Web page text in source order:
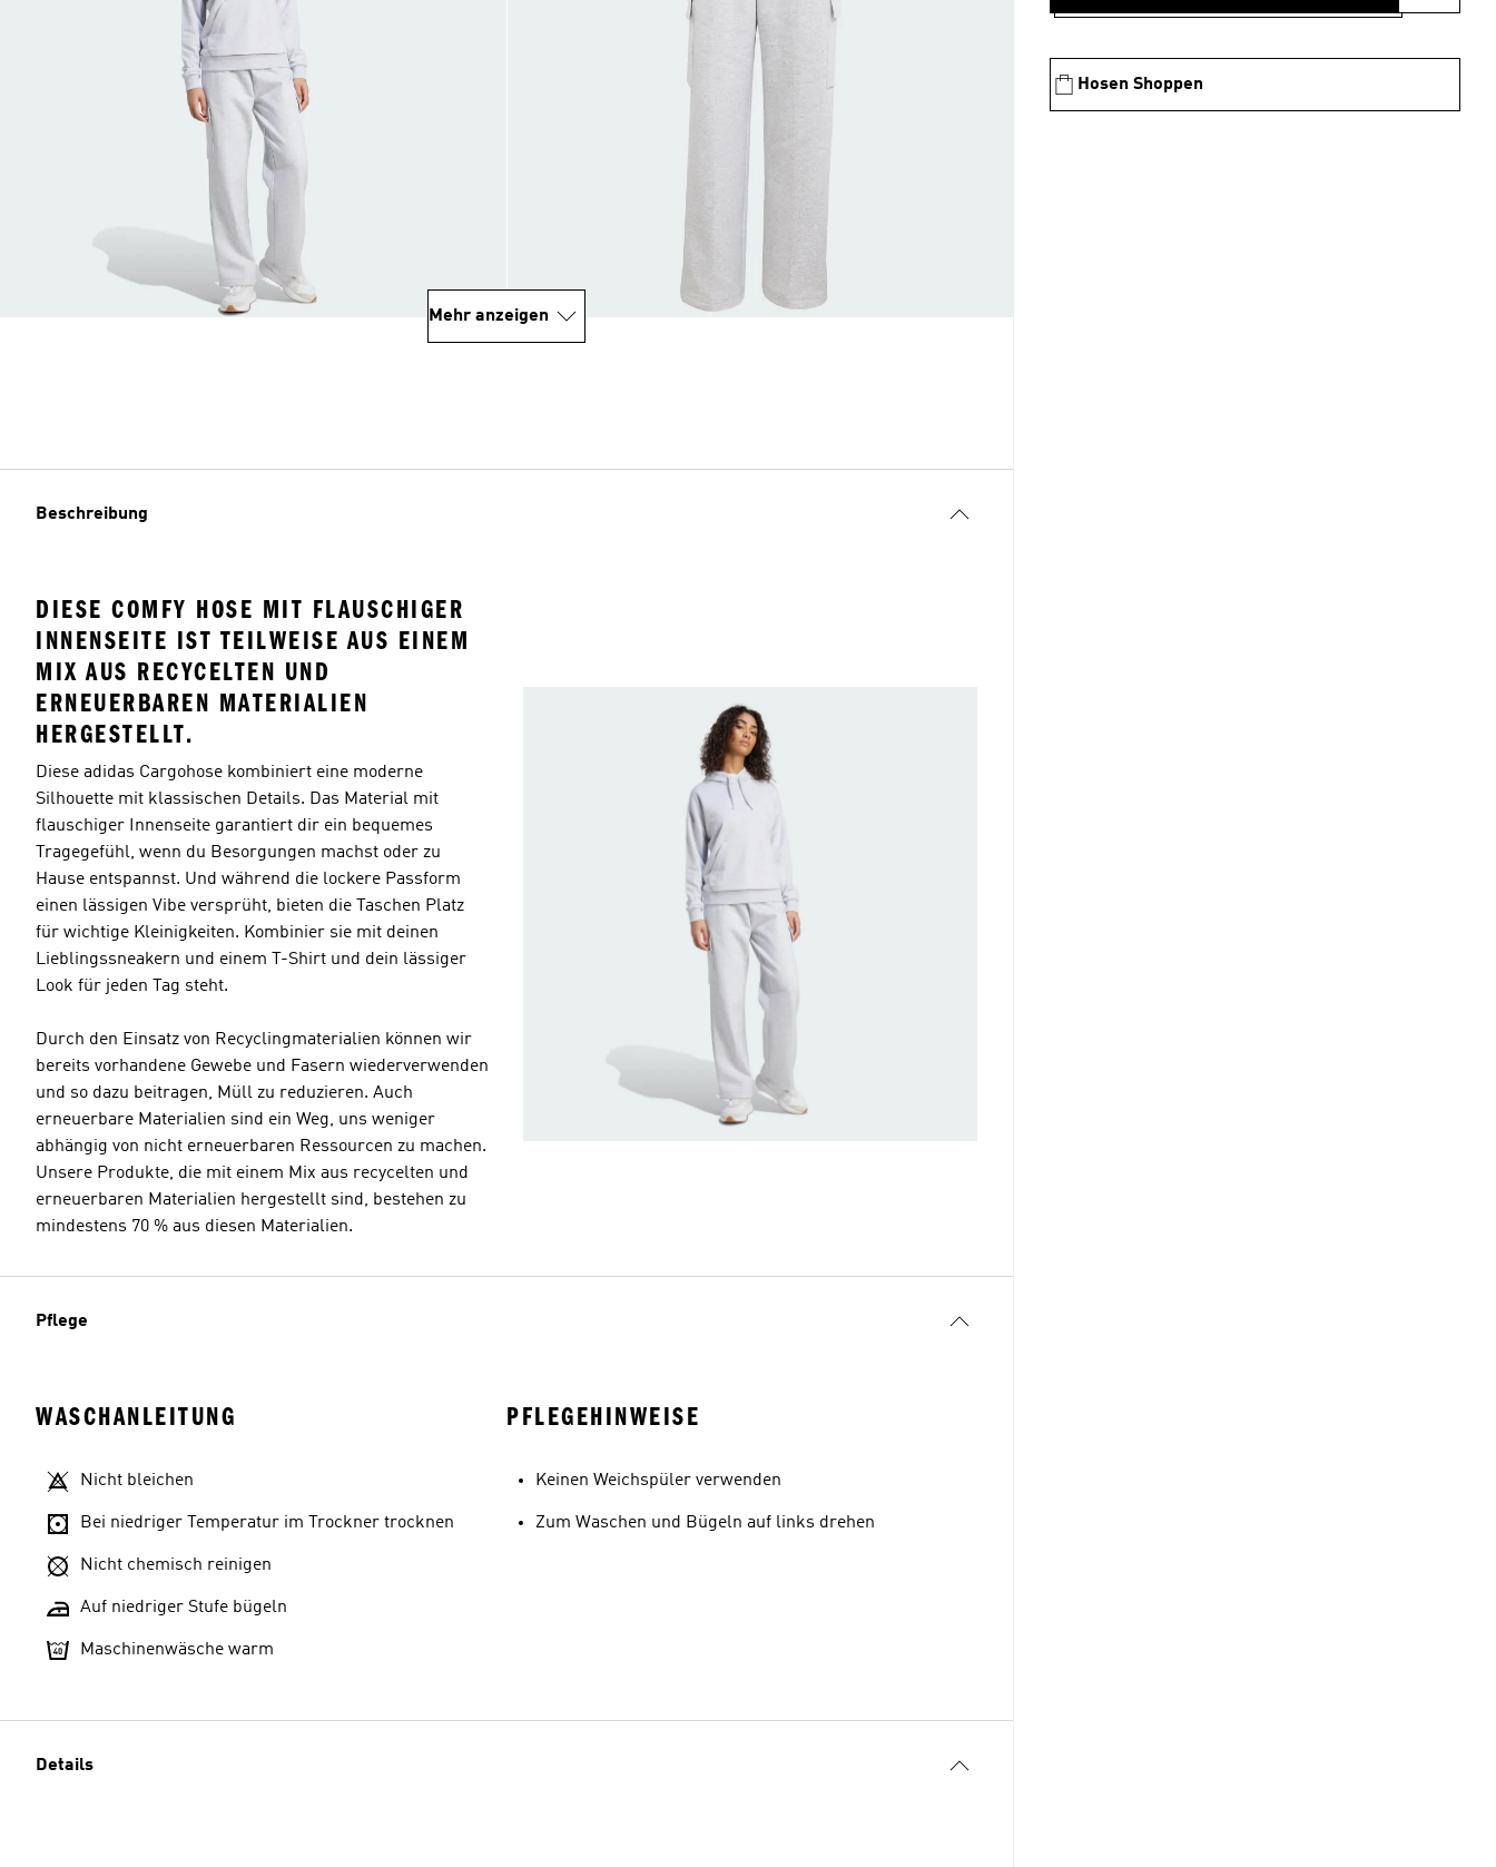
Mehr anzeigen
Beschreibung
DIESE COMFY HOSE MIT FLAUSCHIGER
INNENSEITE IST TEILWEISE AUS EINEM
MIX AUS RECYCELTEN UND
ERNEUERBAREN MATERIALIEN
HERGESTELLT.
Diese adidas Cargohose kombiniert eine moderne
Silhouette mit klassischen Details. Das Material mit
flauschiger Innenseite garantiert dir ein bequemes
Tragegefühl, wenn du Besorgungen machst oder zu
Hause entspannst. Und während die lockere Passform
einen lässigen Vibe versprüht, bieten die Taschen Platz
für wichtige Kleinigkeiten. Kombinier sie mit deinen
Lieblingssneakern und einem T-Shirt und dein lässiger
Look für jeden Tag steht.
Durch den Einsatz von Recyclingmaterialien können wir
bereits vorhandene Gewebe und Fasern wiederverwenden
und so dazu beitragen, Müll zu reduzieren. Auch
erneuerbare Materialien sind ein Weg, uns weniger
abhängig von nicht erneuerbaren Ressourcen zu machen.
Unsere Produkte, die mit einem Mix aus recycelten und
erneuerbaren Materialien hergestellt sind, bestehen zu
mindestens 70 % aus diesen Materialien.
Pflege
WASCHANLEITUNG
Nicht bleichen
Bei niedriger Temperatur im Trockner trocknen
Nicht chemisch reinigen
Auf niedriger Stufe bügeln
Maschinenwäsche warm
PFLEGEHINWEISE
Keinen Weichspüler verwenden
Zum Waschen und Bügeln auf links drehen
Details
Hosen Shoppen